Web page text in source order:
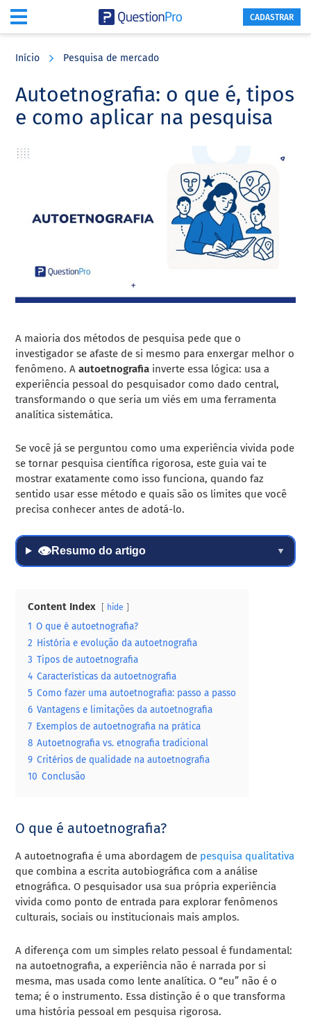
content
sidebar
CADASTRAR
Início Pesquisa de mercado
Autoetnografia: o que é, tipos
e como aplicar na pesquisa
A maioria dos métodos de pesquisa pede que o
investigador se afaste de si mesmo para enxergar melhor o
fenômeno. Aautoetnografia inverte essa lógica: usa a
experiência pessoal do pesquisador como dado central,
transformando o que seria um viés em uma ferramenta
analítica sistemática.
Se você já se perguntou como uma experiência vivida pode
se tornar pesquisa científica rigorosa, este guia vai te
mostrar exatamente como isso funciona, quando faz
sentido usar esse método e quais são os limites que você
precisa conhecer antes de adotá-lo.
👁Resumo do artigo ▼
Content Index hide
1 O que é autoetnografia?
2 História e evolução da autoetnografia
3 Tipos de autoetnografia
4 Características da autoetnografia
5 Como fazer uma autoetnografia: passo a passo
6 Vantagens e limitações da autoetnografia
7 Exemplos de autoetnografia na prática
8 Autoetnografia vs. etnografia tradicional
9 Critérios de qualidade na autoetnografia
10 Conclusão
O que é autoetnografia?
A autoetnografia é uma abordagem de pesquisa qualitativa
que combina a escrita autobiográfica com a análise
etnográfica. O pesquisador usa sua própria experiência
vivida como ponto de entrada para explorar fenômenos
culturais, sociais ou institucionais mais amplos.
A diferença com um simples relato pessoal é fundamental:
na autoetnografia, a experiência não é narrada por si
mesma, mas usada como lente analítica. O “eu” não é o
tema; é o instrumento. Essa distinção é o que transforma
uma história pessoal em pesquisa rigorosa.